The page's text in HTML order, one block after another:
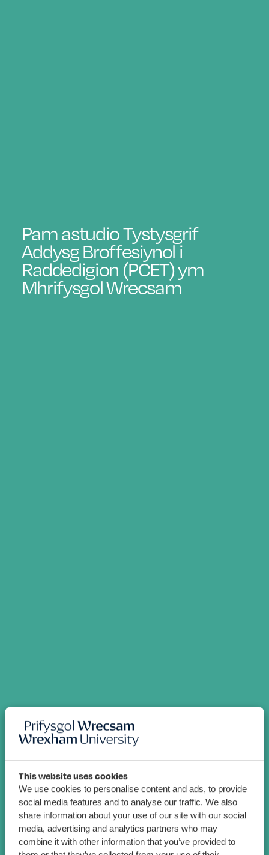
This website uses cookies
We use cookies to personalise content and ads, to provide
social media features and to analyse our traffic. We also
share information about your use of our site with our social
media, advertising and analytics partners who may
combine it with other information that you’ve provided to
Pam astudio Tystysgrif
Addysg Broffesiynol i
Raddedigion (PCET) ym
Mhrifysgol Wrecsam